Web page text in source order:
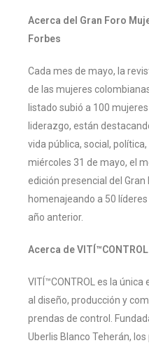
Acerca del Gran Foro
Forbes
Cada mes de mayo, la
de las mujeres
listado subió a 100
liderazgo, están
vida pública, social,
miércoles 31 de mayo, el
edición presencial del
homenajeando a 50
año anterior.
Acerca de VITÍ™CONTROL
VITÍ™CONTROL es la
al diseño, producción y
prendas de control.
Uberlis Blanco Teherán, los